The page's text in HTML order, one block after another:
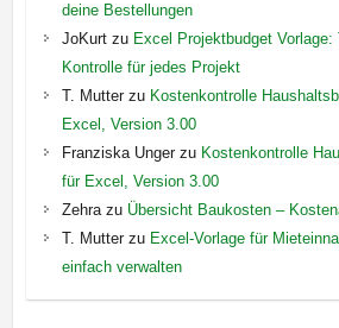
deine Bestellungen
JoKurtzu Excel Projektbudget Vorlage:
Kontrolle für jedes Projekt
T. Mutterzu Kostenkontrolle
Excel, Version 3.00
Franziska Ungerzu Kostenkontrolle
für Excel, Version 3.00
Zehrazu Übersicht Baukosten –
T. Mutterzu Excel-Vorlage für
einfach verwalten